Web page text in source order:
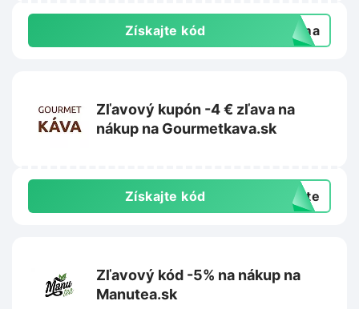
Získajte kód doma
Zľavový kupón -4 € zľava na
nákup na Gourmetkava.sk
Získajte kód exte
Zľavový kód -5% na nákup na
Manutea.sk